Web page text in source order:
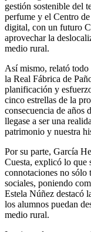
gestión sostenible del
perfume y el Centro
digital, con un futuro
aprovechar la
medio rural.
Así mismo, relató todo
la Real Fábrica de
planificación y
cinco estrellas de la
consecuencia de años
llegase a ser una
patrimonio y nuestra
Por su parte, García
Cuesta, explicó lo que
connotaciones no sólo
sociales, poniendo
Estela Núñez destacó
los alumnos puedan
medio rural.